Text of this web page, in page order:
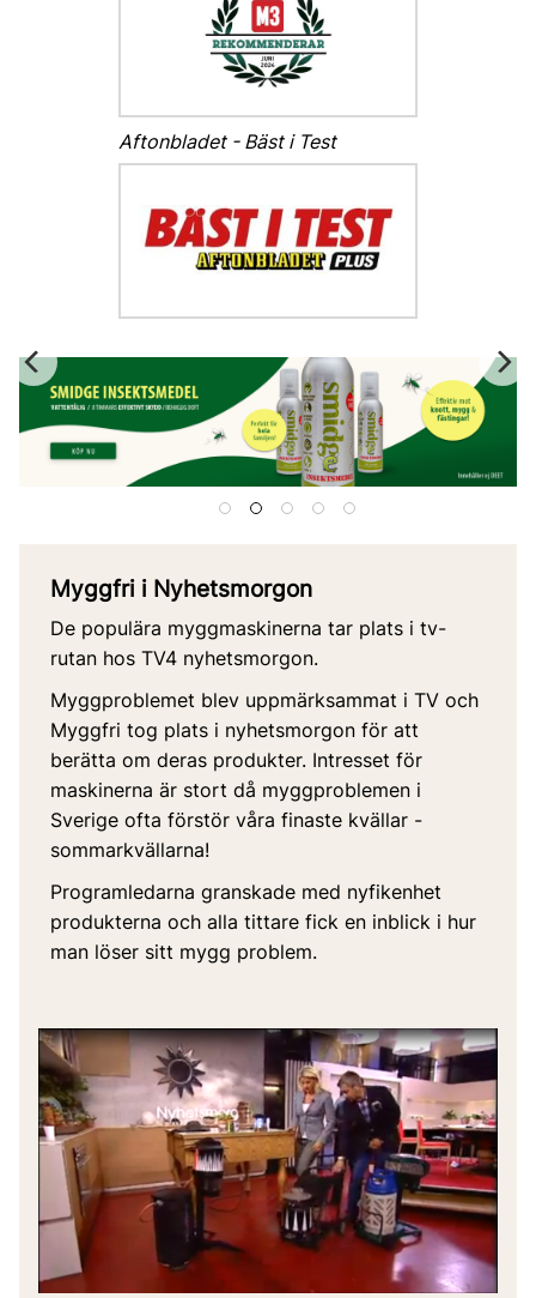
Aftonbladet - Bäst i Test
Myggfri i Nyhetsmorgon
De populära myggmaskinerna tar plats i tv-
rutan hos TV4 nyhetsmorgon.
Myggproblemet blev uppmärksammat i TV och
Myggfri tog plats i nyhetsmorgon för att
berätta om deras produkter. Intresset för
maskinerna är stort då myggproblemen i
Sverige ofta förstör våra finaste kvällar -
sommarkvällarna!
Programledarna granskade med nyfikenhet
produkterna och alla tittare fick en inblick i hur
man löser sitt mygg problem.